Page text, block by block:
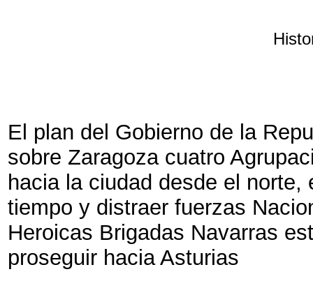
El plan del Gobierno de la
sobre Zaragoza cuatro
hacia la ciudad desde el
tiempo y distraer fuerzas
Heroicas Brigadas Navarras
proseguir hacia Asturias